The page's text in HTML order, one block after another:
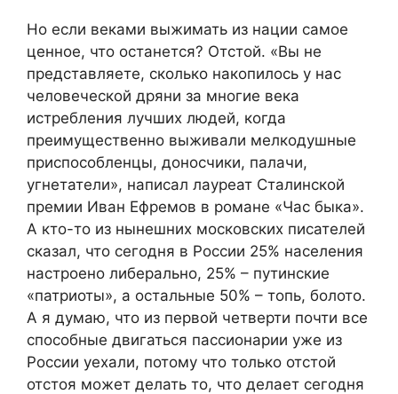
Но если веками выжимать из нации самое
ценное, что останется? Отстой. «Вы не
представляете, сколько накопилось у нас
человеческой дряни за многие века
истребления лучших людей, когда
преимущественно выживали мелкодушные
приспособленцы, доносчики, палачи,
угнетатели», написал лауреат Сталинской
премии Иван Ефремов в романе «Час быка».
А кто-то из нынешних московских писателей
сказал, что сегодня в России 25% населения
настроено либерально, 25% – путинские
«патриоты», а остальные 50% – топь, болото.
А я думаю, что из первой четверти почти все
способные двигаться пассионарии уже из
России уехали, потому что только отстой
отстоя может делать то, что делает сегодня